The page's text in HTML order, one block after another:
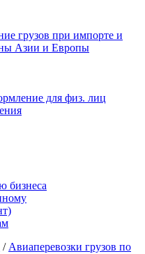
грузов при импорте и
Азии и Европы
для физ. лиц
бизнеса
/ Авиаперевозки грузов по